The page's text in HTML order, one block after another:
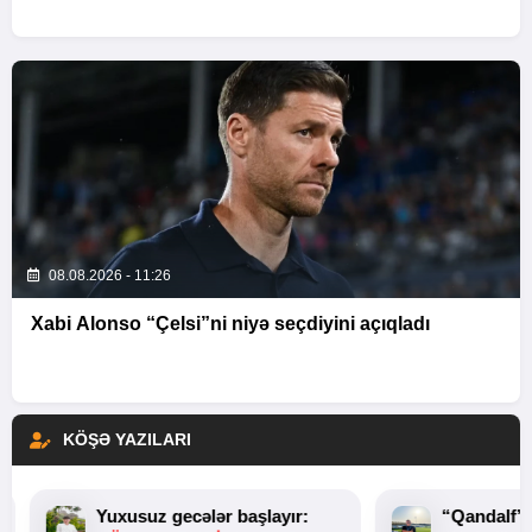
08.08.2026 - 11:26
Xabi Alonso “Çelsi”ni niyə seçdiyini açıqladı
KÖŞƏ YAZILARI
Yuxusuz gecələr başlayır: